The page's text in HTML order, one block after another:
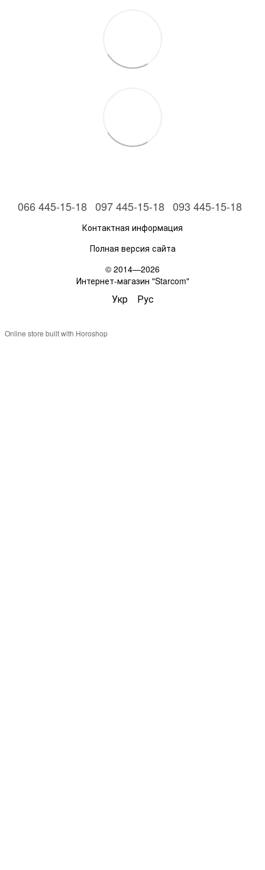
066 445-15-18 097 445-15-18 093 445-15-18
Контактная информация
Полная версия сайта
© 2014—2026
Интернет-магазин "Starcom"
Укр Рус
Online store built with Horoshop